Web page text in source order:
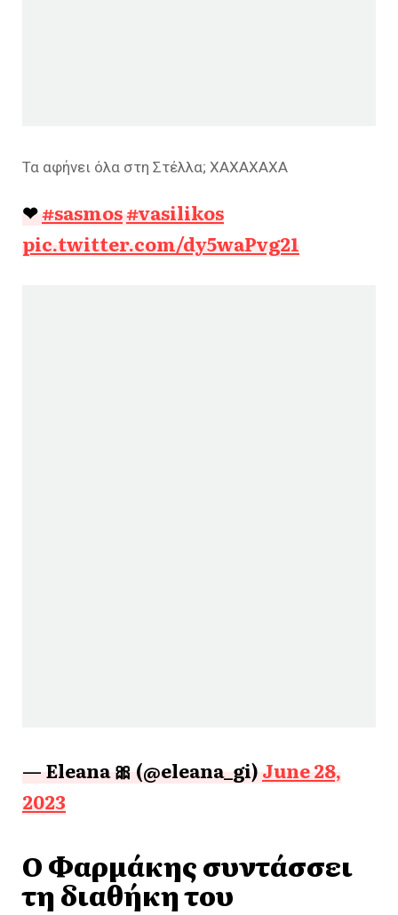
Τα αφήνει όλα στη Στέλλα; ΧΑΧΑΧΑΧΑ
❤#sasmos#vasilikos
pic.twitter.com/dy5waPvg21
— Eleana 🎀 (@eleana_gi)June 28,
2023
Ο Φαρμάκης συντάσσει
τη διαθήκη του